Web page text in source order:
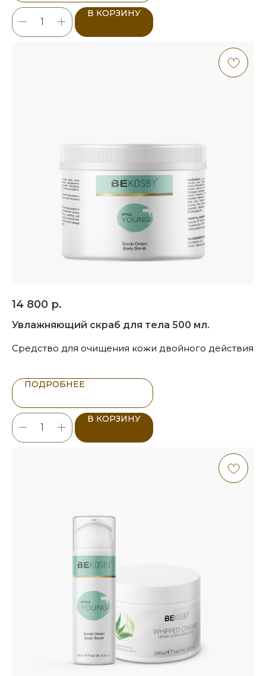
В КОРЗИНУ
14 800 р.
Увлажняющий скраб для тела 500 мл.
Средство для очищения кожи двойного действия
ПОДРОБНЕЕ
В КОРЗИНУ